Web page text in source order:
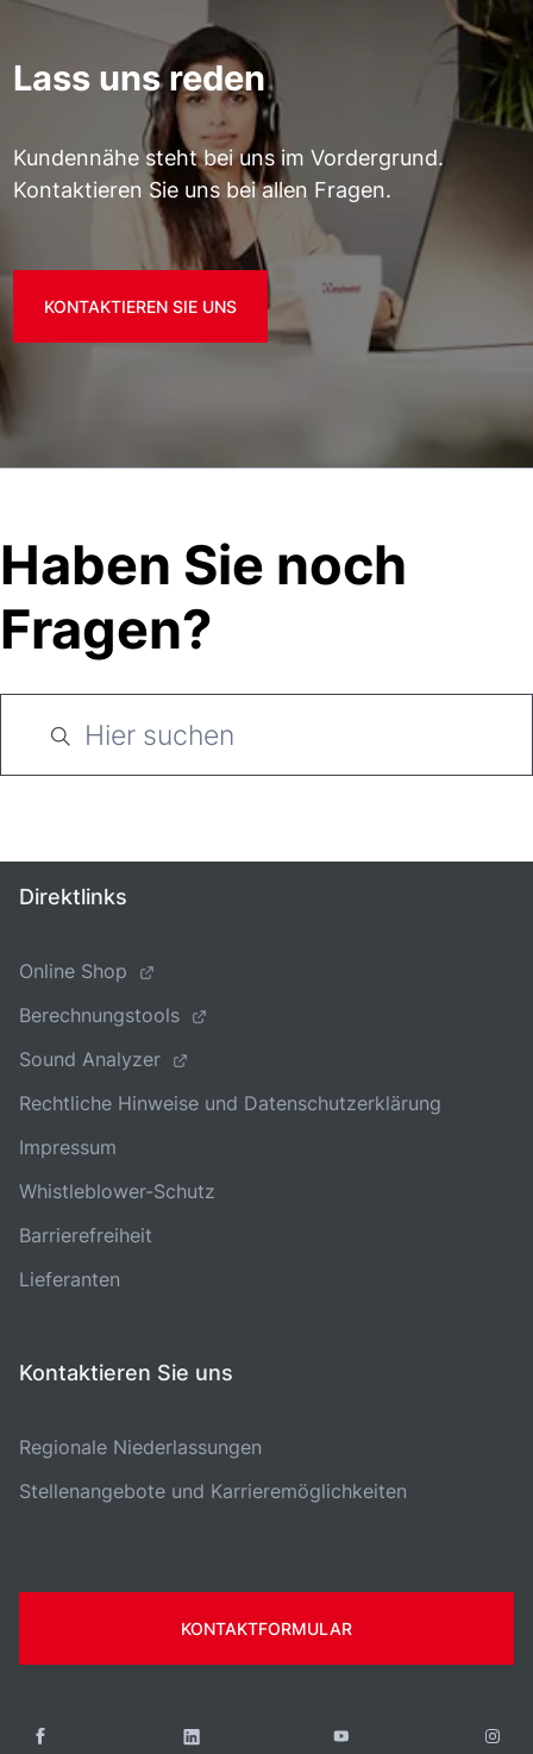
Lass uns reden
Kundennähe steht bei uns im Vordergrund.
Kontaktieren Sie uns bei allen Fragen.
KONTAKTIEREN SIE UNS
Haben Sie noch
Fragen?
Direktlinks
Online Shop
Berechnungstools
Sound Analyzer
Rechtliche Hinweise und Datenschutzerklärung
Impressum
Whistleblower-Schutz
Barrierefreiheit
Lieferanten
Kontaktieren Sie uns
Regionale Niederlassungen
Stellenangebote und Karrieremöglichkeiten
KONTAKTFORMULAR